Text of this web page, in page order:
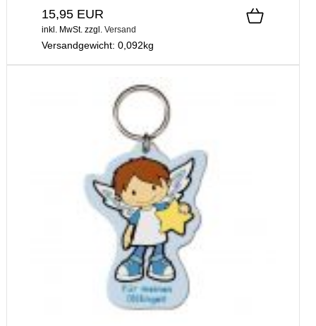
15,95 EUR
inkl. MwSt. zzgl. Versand
Versandgewicht: 0,092kg